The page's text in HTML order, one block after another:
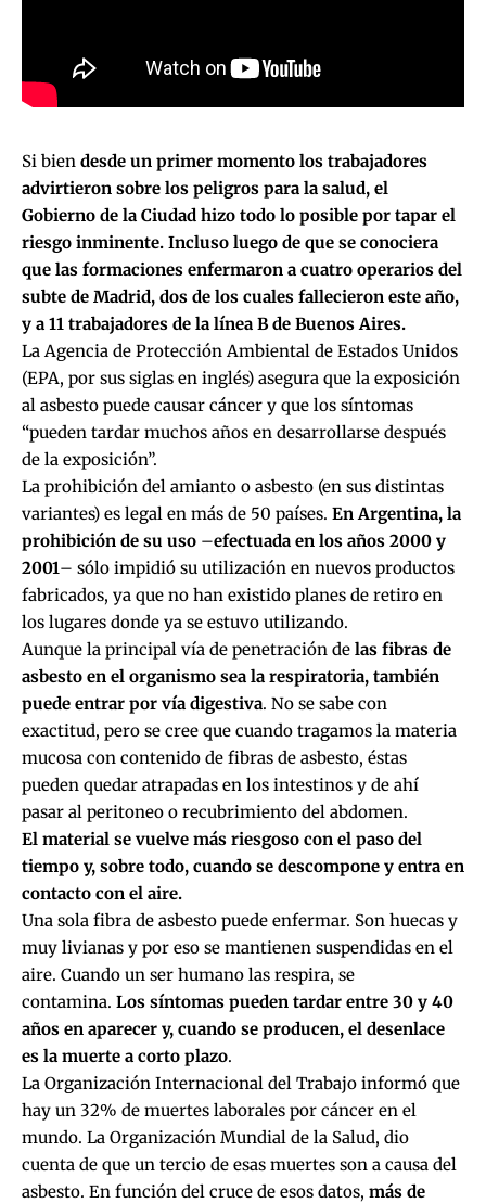
Si bien desde un primer momento los trabajadores
advirtieron sobre los peligros para la salud, el
Gobierno de la Ciudad hizo todo lo posible por tapar el
riesgo inminente. Incluso luego de que se conociera
que las formaciones enfermaron a cuatro operarios del
subte de Madrid, dos de los cuales fallecieron este año,
y a 11 trabajadores de la línea B de Buenos Aires.
La Agencia de Protección Ambiental de Estados Unidos
(EPA, por sus siglas en inglés) asegura que la exposición
al asbesto puede causar cáncer y que los síntomas
“pueden tardar muchos años en desarrollarse después
de la exposición”.
La prohibición del amianto o asbesto (en sus distintas
variantes) es legal en más de 50 países. En Argentina, la
prohibición de su uso –efectuada en los años 2000 y
2001– sólo impidió su utilización en nuevos productos
fabricados, ya que no han existido planes de retiro en
los lugares donde ya se estuvo utilizando.
Aunque la principal vía de penetración de las fibras de
asbesto en el organismo sea la respiratoria, también
puede entrar por vía digestiva. No se sabe con
exactitud, pero se cree que cuando tragamos la materia
mucosa con contenido de fibras de asbesto, éstas
pueden quedar atrapadas en los intestinos y de ahí
pasar al peritoneo o recubrimiento del abdomen.
El material se vuelve más riesgoso con el paso del
tiempo y, sobre todo, cuando se descompone y entra en
contacto con el aire.
Una sola fibra de asbesto puede enfermar. Son huecas y
muy livianas y por eso se mantienen suspendidas en el
aire. Cuando un ser humano las respira, se
contamina. Los síntomas pueden tardar entre 30 y 40
años en aparecer y, cuando se producen, el desenlace
es la muerte a corto plazo.
La Organización Internacional del Trabajo informó que
hay un 32% de muertes laborales por cáncer en el
mundo. La Organización Mundial de la Salud, dio
cuenta de que un tercio de esas muertes son a causa del
asbesto. En función del cruce de esos datos, más de